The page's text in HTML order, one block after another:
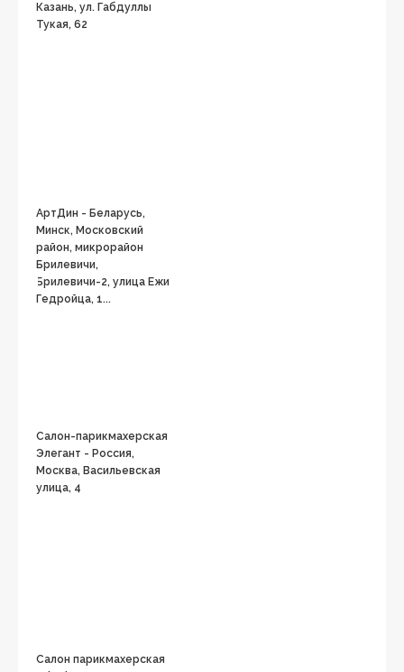
Казань, ул. Габдуллы
Тукая, 62
АртДин - Беларусь,
Минск, Московский
район, микрорайон
Брилевичи,
Брилевичи-2, улица Ежи
Гедройца, 1...
Салон-парикмахерская
Элегант - Россия,
Москва, Васильевская
улица, 4
Салон парикмахерская